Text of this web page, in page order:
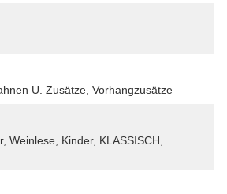
U. Zusätze, Vorhangzusätze
Weinlese, Kinder, KLASSISCH,